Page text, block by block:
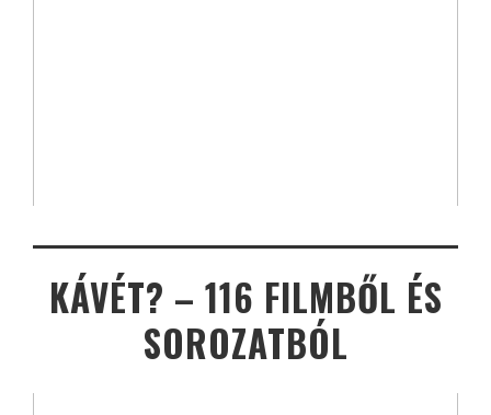
KÁVÉT? – 116 FILMBŐL ÉS
SOROZATBÓL